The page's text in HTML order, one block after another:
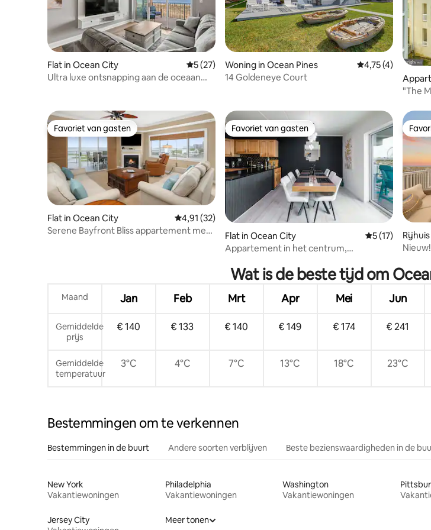
Flat in Ocean City Gemiddelde beoordeling van 5 op 5, 27 recensies
5 (27)
Ultra luxe ontsnapping aan de oceaan
Woning in Ocean Pines Gemiddelde
4,75 (4)
14 Goldeneye Court
"The
Favoriet van gasten
Favoriet van gasten
Flat in Ocean City Gemiddelde beoordeling van 4,91 op 5, 32 recensies
4,91 (32)
Serene Bayfront Bliss appartement met
Favoriet van gasten
Favoriet van gasten
Flat in Ocean City Gemiddelde
5 (17)
Appartement in het centrum,
het strand en de promenade
Wat is de beste tijd om
Maand Jan Feb Mrt Apr Mei Jun
Gemiddelde
prijs
€ 140 € 133 € 140 € 149 € 174 € 241
Gemiddelde
temperatuur
3°C 4°C 7°C 13°C 18°C 23°C
Bestemmingen om te verkennen
Bestemmingen in de buurt Andere soorten verblijven Beste bezienswaardigheden in de
New York
Vakantiewoningen
Philadelphia
Vakantiewoningen
Washington
Vakantiewoningen
Jersey City
Meer tonen